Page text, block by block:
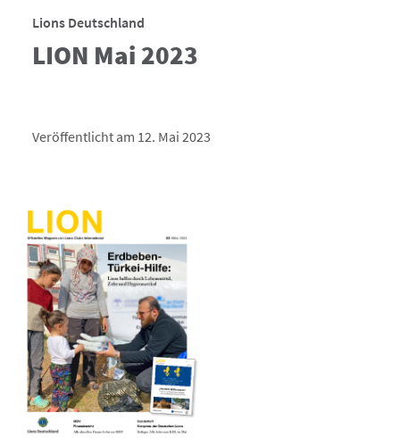
Lions Deutschland
LION Mai 2023
Veröffentlicht am 12. Mai 2023